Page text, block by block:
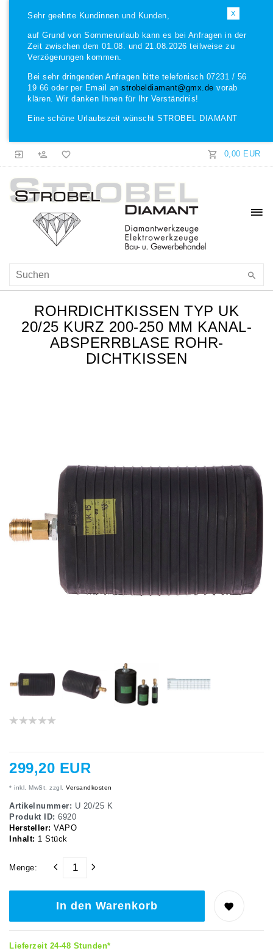
X
Sehr geehrte Kundinnen und Kunden,
auf Grund von Sommerurlaub kann es bei Anfragen in der
Zeit zwischen dem 01.08. und 21.08.2026 teilweise zu
Verzögerungen kommen.
Bei sehr dringenden Anfragen bitte telefonisch 07231 / 56
19 66 oder per Email an strobeldiamant@gmx.de vorab
klären. Wir danken Ihnen für Ihr Verständnis!
Eine schöne Urlaubszeit wünscht STROBEL DIAMANT
0,00 EUR
ROHRDICHTKISSEN TYP UK
20/25 KURZ 200-250 MM KANAL-
ABSPERRBLASE ROHR-
DICHTKISSEN
299,20 EUR
* inkl. MwSt. zzgl. Versandkosten
Artikelnummer: U 20/25 K
Produkt ID: 6920
Hersteller: VAPO
Inhalt: 1 Stück
Menge:
In den Warenkorb
Lieferzeit 24-48 Stunden*